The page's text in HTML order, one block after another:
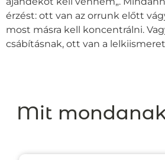
érzést: ott van az orrunk előtt
most másra kell koncentrálni.
csábításnak, ott van a
Mit